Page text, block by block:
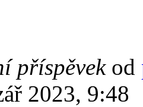
příspěvek od
2023, 9:48